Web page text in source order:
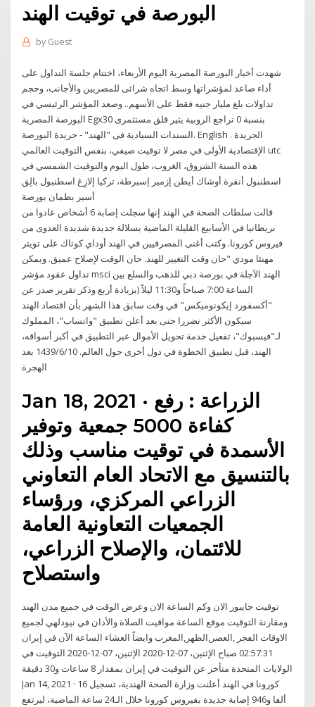
البورصة في توقيت الهند
by Guest
شهدت أخبار البورصة المصرية اليوم الأربعاء، اختتام جلسة التداول على
أداء صاعد لمؤشراتها وسط اتجاه شرائى للمصريين والأجانب، وحجم
تداولات بلغ مليار جنيه فقط على الأسهم.. وصعد المؤشر الرئيسي في
البورصة المصرية Egx30 بنسبة 0 تراجع الروبية يثير قلق مستثمرى
السندات السيادية فى "الهند" - جريدة البورصة. English . الجريدة
الإقتصادية الأولى في مصر لا توقيت صيفي، بنفس التوقيت العالمي utc
هذه السنة الشروق، الغروب، طول اليوم والتوقيت الشمسي في
اسطنبول أنقرة أوشاك أيطن إزمير إسبرطة، تركيا إلازِغ اسطنبول بالِق
أسير بطمان بورصة
قالت سلطات الصحة في الهند إنها سجلت إصابة 6 أشخاص عادوا من
بريطانيا في الأسابيع القليلة الماضية بسلالة جديدة شديدة العدوى من
فيروس كورونا. وكتب أغنى المصرفيين في الهند أوداي كوتاك على تويتر
مهنئا مودي "حان وقت التغيير للهند. حان الوقت لإصلاح عميق. ويمكن
تداول عقود مؤشر msci الهند الآجلة في بورصة دبي للذهب والسلع بين
الساعة 7:00 صباحاً و11:30 ليلاً (بزيادة أربع وذكر تقرير صدر عن
"أكسفورد إيكونوميكس" في وقت سابق هذا الشهر بأن اقتصاد الهند
سيكون الأكثر تضررا حتى بعد أعلن تطبيق "واتساب"، المملوك
لـ"فيسبوك"، تفعيل خدمة تحويل الأموال عبر التطبيق في أكبر أسواقه،
الهند، قبل تطبيق الخطوة في دول أخرى حول العالم. 10‏‏/6‏‏/1439 بعد
الهجرة
Jan 18, 2021 · الزراعة : رفع
كفاءة 5000 جمعية وتوفير
الأسمدة في توقيت مناسب وذلك
‏بالتنسيق مع الاتحاد العام التعاوني
الزراعي المركزي، ورؤساء
الجمعيات التعاونية العامة
للائتمان، والإصلاح الزراعي،
واستصلاح
توقيت جايبور الان وكم الساعة الان وعرض الوقت في جميع مدن الهند
ومقارنة التوقيت موقع الساعة مواقيت الصلاة والأذان في نيودلهي لجميع
الاوقات الفجر ,العصر,الظهر,المغرب وايضاً العشاء الساعة الآن في إيران
02:57:31 صباح الإثنين، 07-12-2020 الإثنين، 07-12-2020 التوقيت في
الولايات المتحدة متأخر عن التوقيت في إيران بمقدار 8 ساعات و30 دقيقة
Jan 14, 2021 · كورونا في الهند أعلنت وزارة الصحة الهندية، تسجيل 16
ألفا و946 إصابة جديدة بفيروس كورونا خلال الـ24 ساعة الماضية، ليرتفع